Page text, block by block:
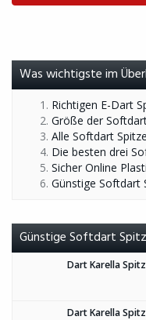
Was wichtigste im
Richtigen E-Dart
Größe der
Alle Softdart
Die besten drei
Sicher Online
Günstige Softdart
Günstige Softdart
Dart Karella
Dart Karella